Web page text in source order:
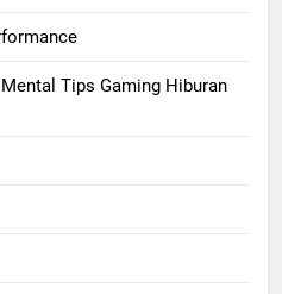
Tips Gaming Hiburan